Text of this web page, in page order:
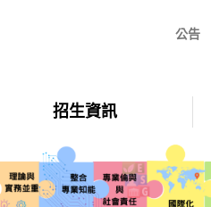
公告
招生資訊